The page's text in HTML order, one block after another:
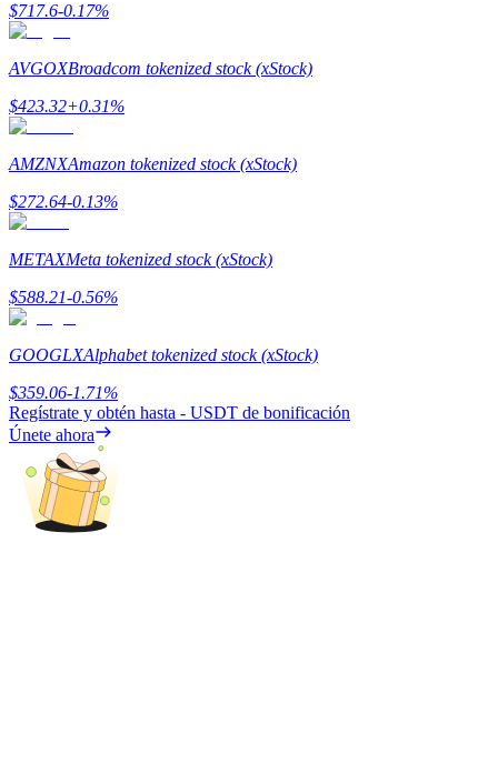
Exclusive for BitMart Users
Register & Trade to Win 500,000 USDT
Precious Metals Trading Carnival
New Listing Futures Fest
Trade New Futures, Win 200,000 USDT
$717.6-0.17%
AVGOXBroadcom tokenized stock (xStock)
$423.32+0.31%
AMZNXAmazon tokenized stock (xStock)
$272.64-0.13%
METAXMeta tokenized stock (xStock)
$588.21-0.56%
GOOGLXAlphabet tokenized stock (xStock)
$359.06-1.71%
Regístrate y obtén hasta - USDT de bonificación
Únete ahora